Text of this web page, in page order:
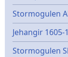
Stormogulen
Jehangir 1605-
Stormogulen